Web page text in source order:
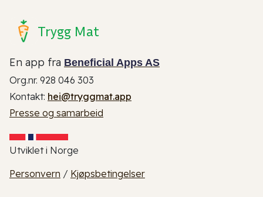
Trygg Mat
En app fra Beneficial Apps AS
Org.nr. 928 046 303
Kontakt: hei@tryggmat.app
Presse og samarbeid
Utviklet i Norge
Personvern / Kjøpsbetingelser